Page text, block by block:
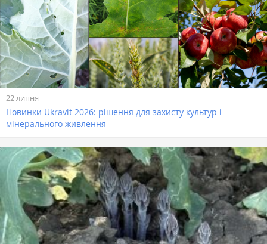
22 липня
Новинки Ukravit 2026: рішення для захисту культур і
мінерального живлення